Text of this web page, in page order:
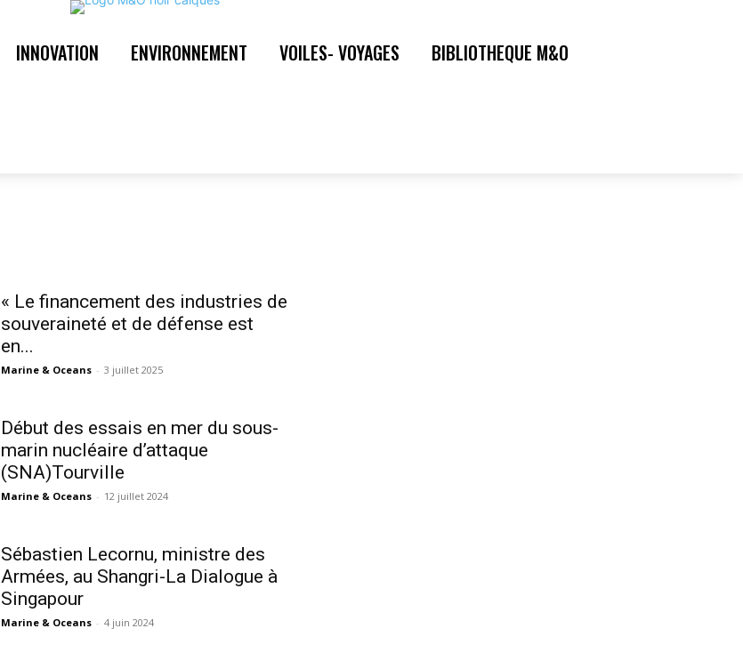
INNOVATION ENVIRONNEMENT VOILES- VOYAGES BIBLIOTHEQUE M&O
« Le financement des industries de
souveraineté et de défense est
en...
Marine & Oceans - 3 juillet 2025
Début des essais en mer du sous-
marin nucléaire d’attaque
(SNA)Tourville
Marine & Oceans - 12 juillet 2024
Sébastien Lecornu, ministre des
Armées, au Shangri-La Dialogue à
Singapour
Marine & Oceans - 4 juin 2024